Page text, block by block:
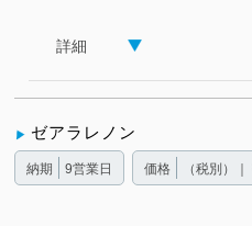
詳細
ゼアラレノン
納期 9営業日 価格 （税別）